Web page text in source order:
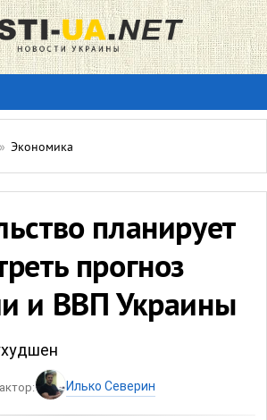
» Экономика
планирует
прогноз
и ВВП Украины
Илько Северин